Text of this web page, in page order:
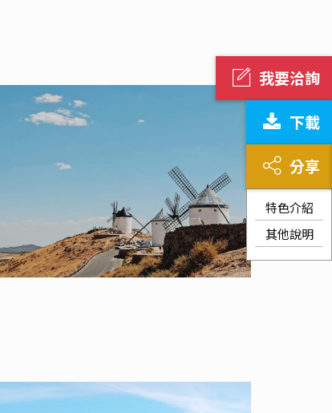
我要洽詢
下載
分享
特色介紹
其他說明